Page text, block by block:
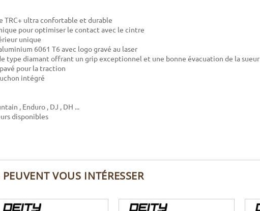
TRC+ ultra confortable et durable
pour optimiser le contact avec le cintre
unique
6061 T6 avec logo gravé au laser
type diamant offrant un grip exceptionnel et une bonne évacuation de la sueur
pour la traction
intégré
, Enduro , DJ , DH ...
disponibles
VOUS INTÉRESSER